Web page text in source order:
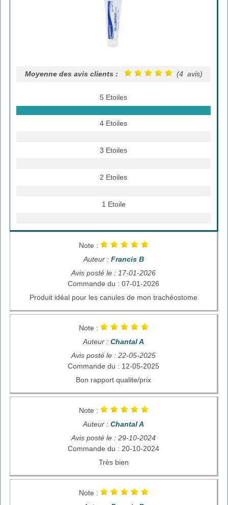
Moyenne des avis clients : (4 avis)
5 Etoiles
4 Etoiles
3 Etoiles
2 Etoiles
1 Etoile
Note :
Auteur : Francis B
Avis posté le : 17-01-2026
Commande du : 07-01-2026
Produit idéal pour les canules de mon trachéostome
Note :
Auteur : Chantal A
Avis posté le : 22-05-2025
Commande du : 12-05-2025
Bon rapport qualite/prix
Note :
Auteur : Chantal A
Avis posté le : 29-10-2024
Commande du : 20-10-2024
Très bien
Note :